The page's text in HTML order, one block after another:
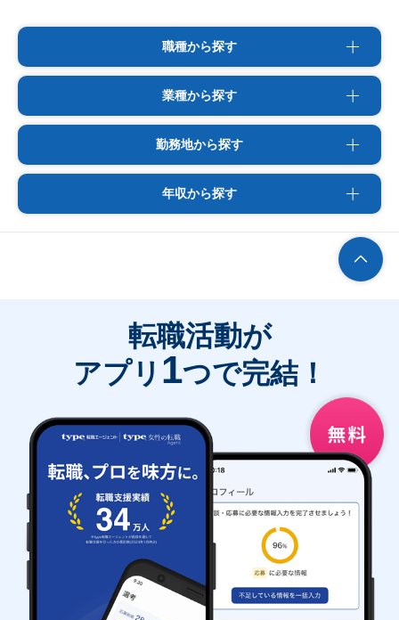
職種から探す
業種から探す
勤務地から探す
年収から探す
転職活動が
アプリ 1つで完結！